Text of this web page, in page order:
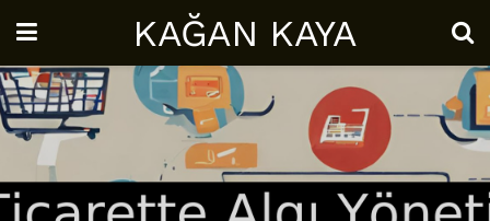
KAĞAN KAYA